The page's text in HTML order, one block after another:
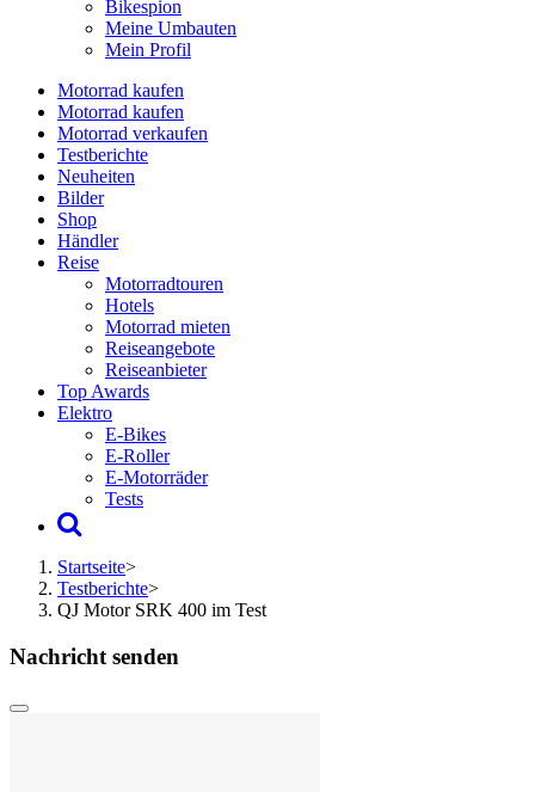
Bikespion
Meine Umbauten
Mein Profil
Motorrad kaufen
Motorrad kaufen
Motorrad verkaufen
Testberichte
Neuheiten
Bilder
Shop
Händler
Reise
Motorradtouren
Hotels
Motorrad mieten
Reiseangebote
Reiseanbieter
Top Awards
Elektro
E-Bikes
E-Roller
E-Motorräder
Tests
Startseite>
Testberichte>
QJ Motor SRK 400 im Test
Nachricht senden